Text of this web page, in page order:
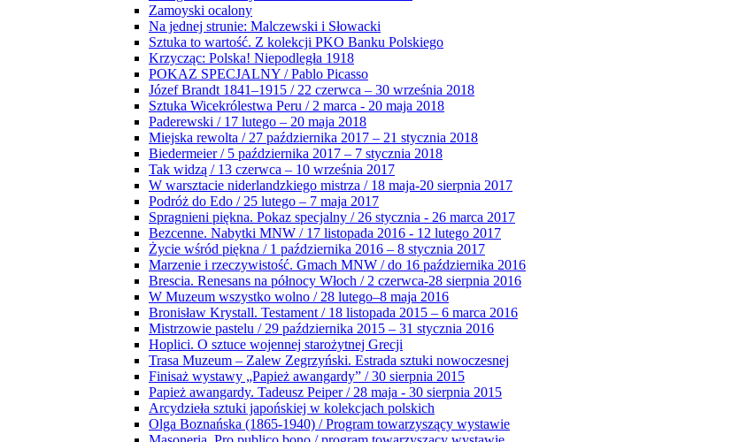
Zamoyski ocalony
Na jednej strunie: Malczewski i Słowacki
Sztuka to wartość. Z kolekcji PKO Banku Polskiego
Krzycząc: Polska! Niepodległa 1918
POKAZ SPECJALNY / Pablo Picasso
Józef Brandt 1841–1915 / 22 czerwca – 30 września 2018
Sztuka Wicekrólestwa Peru / 2 marca - 20 maja 2018
Paderewski / 17 lutego – 20 maja 2018
Miejska rewolta / 27 października 2017 – 21 stycznia 2018
Biedermeier / 5 października 2017 – 7 stycznia 2018
Tak widzą / 13 czerwca – 10 września 2017
W warsztacie niderlandzkiego mistrza / 18 maja-20 sierpnia 2017
Podróż do Edo / 25 lutego – 7 maja 2017
Spragnieni piękna. Pokaz specjalny / 26 stycznia - 26 marca 2017
Bezcenne. Nabytki MNW / 17 listopada 2016 - 12 lutego 2017
Życie wśród piękna / 1 października 2016 – 8 stycznia 2017
Marzenie i rzeczywistość. Gmach MNW / do 16 października 2016
Brescia. Renesans na północy Włoch / 2 czerwca-28 sierpnia 2016
W Muzeum wszystko wolno / 28 lutego–8 maja 2016
Bronisław Krystall. Testament / 18 listopada 2015 – 6 marca 2016
Mistrzowie pastelu / 29 października 2015 – 31 stycznia 2016
Hoplici. O sztuce wojennej starożytnej Grecji
Trasa Muzeum – Zalew Zegrzyński. Estrada sztuki nowoczesnej
Finisaż wystawy „Papież awangardy” / 30 sierpnia 2015
Papież awangardy. Tadeusz Peiper / 28 maja - 30 sierpnia 2015
Arcydzieła sztuki japońskiej w kolekcjach polskich
Olga Boznańska (1865-1940) / Program towarzyszący wystawie